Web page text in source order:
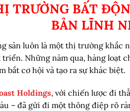
TRƯỜNG BẤT
BẢN LĨNH
sản luôn là một thị trường khắc
triển. Những năm qua, hàng loạt
bắt cơ hội và tạo ra sự khác biệt.
Holdings, với chiến lược đi
– đã gửi đi một thông điệp rõ